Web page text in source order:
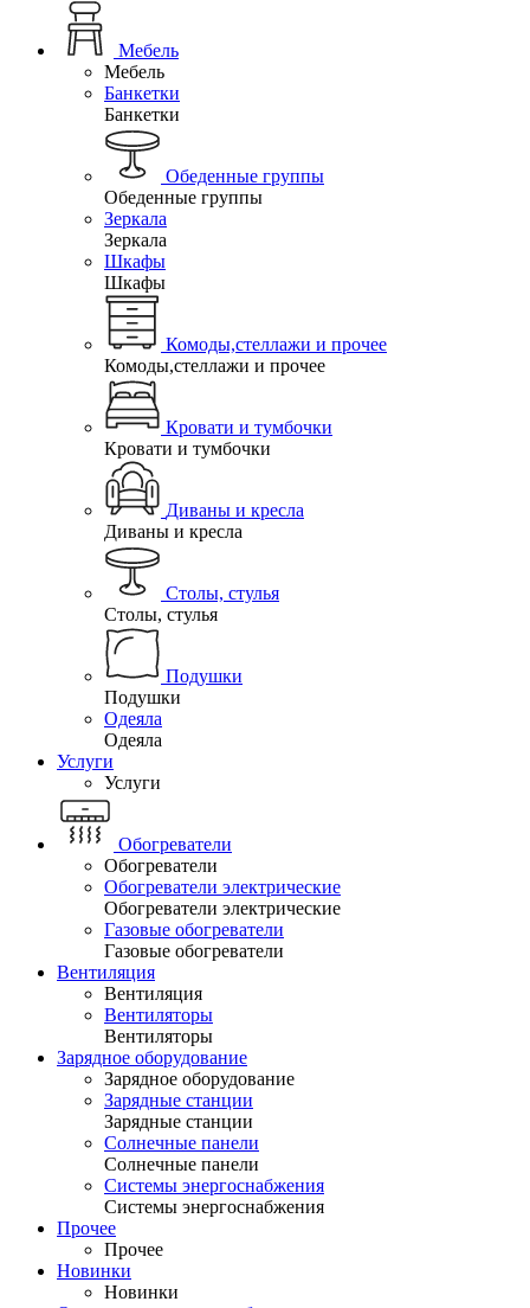
Мебель
Мебель
Банкетки
Банкетки
Обеденные группы
Обеденные группы
Зеркала
Зеркала
Шкафы
Шкафы
Комоды,стеллажи и прочее
Комоды,стеллажи и прочее
Кровати и тумбочки
Кровати и тумбочки
Диваны и кресла
Диваны и кресла
Столы, стулья
Столы, стулья
Подушки
Подушки
Одеяла
Одеяла
Услуги
Услуги
Обогреватели
Обогреватели
Обогреватели электрические
Обогреватели электрические
Газовые обогреватели
Газовые обогреватели
Вентиляция
Вентиляция
Вентиляторы
Вентиляторы
Зарядное оборудование
Зарядное оборудование
Зарядные станции
Зарядные станции
Солнечные панели
Солнечные панели
Системы энергоснабжения
Системы энергоснабжения
Прочее
Прочее
Новинки
Новинки